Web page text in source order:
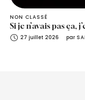
NON CLASSÉ
Si je n’avais pas ça,
27 juillet 2026 par